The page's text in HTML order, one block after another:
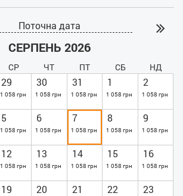
Поточна дата
СЕРПЕНЬ 2026
СР ЧТ ПТ СБ НД
29
1 058 грн
30
1 058 грн
31
1 058 грн
1
1 058 грн
2
1 058 грн
5
1 058 грн
6
1 058 грн
7
1 058 грн
8
1 058 грн
9
1 058 грн
12
1 058 грн
13
1 058 грн
14
1 058 грн
15
1 058 грн
16
1 058 грн
19 20 21 22 23